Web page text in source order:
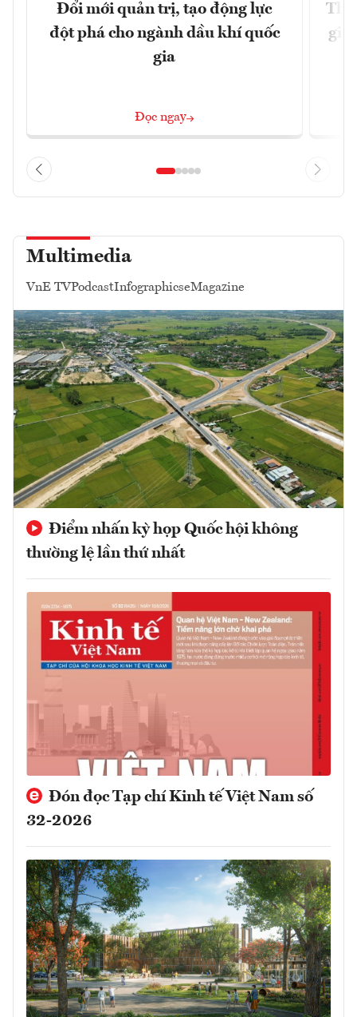
Đổi mới quản trị, tạo động lực
đột phá cho ngành dầu khí quốc
gia
Đọc ngay
Multimedia
VnE TVPodcastInfographicseMagazine
Điểm nhấn kỳ họp Quốc hội không
thường lệ lần thứ nhất
Đón đọc Tạp chí Kinh tế Việt Nam số
32-2026